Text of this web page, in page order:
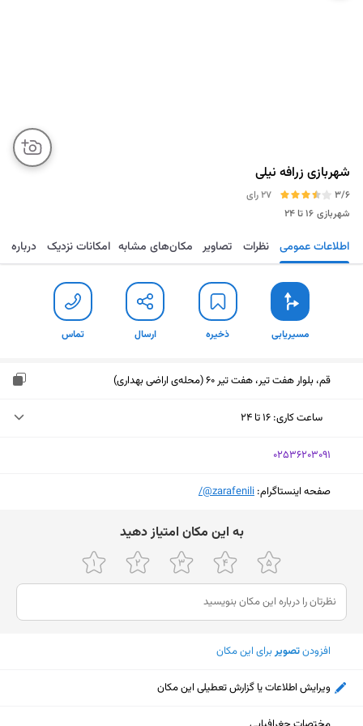
شهربازی زرافه نیلی
3/6
27 رای
شهربازی ۱۶ تا ۲۴
مسیریابی ذخیره ارسال تماس اطلاعات عمومی نظرات تصاویر مکان‌های مشابه امکانات نزدیک درباره
مسیریابی ذخیره ارسال تماس
قم، بلوار هفت تیر، هفت تیر 60 (محله‌ی اراضی بهداری)
ساعت کاری: ۱۶ تا ۲۴
دوشنبه (امروز)
جمعه
۱۶ تا ۱ بامداد
شنبه
۱۶ تا ۲۴
یکشنبه
‎02536203091
صفحه اینستاگرام: ‎@zarafenili/
ﺑﻪ اﯾﻦ ﻣﮑﺎن اﻣﺘﯿﺎز دﻫﯿﺪ
افزودنتصویربرای این مکان
ویرایش اطلاعات یا گزارش تعطیلی این مکان